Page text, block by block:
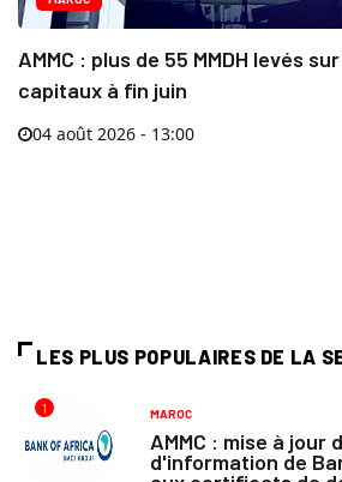
AMMC : plus de 55 MMDH levés
capitaux à fin juin
04 août 2026 - 13:00
LES PLUS POPULAIRES DE LA
1 MAROC
AMMC : mise à jour
d'information de